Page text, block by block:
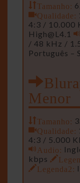
Tamanho:
Qualidade:
4:3 / 10.000
High@L4.1
/ 48 kHz /
Português –
Menor
Tamanho:
Qualidade:
4:3 / 5.000
Audio:
kbps
Legenda2: